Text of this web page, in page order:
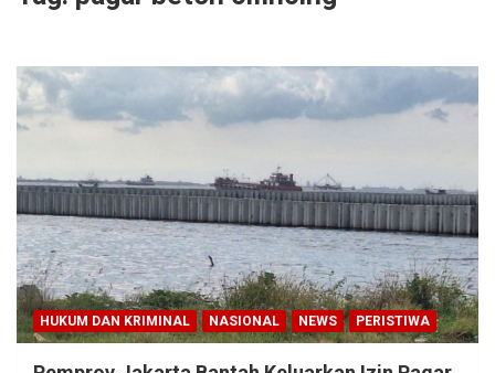
HUKUM DAN KRIMINAL NASIONAL NEWS PERISTIWA